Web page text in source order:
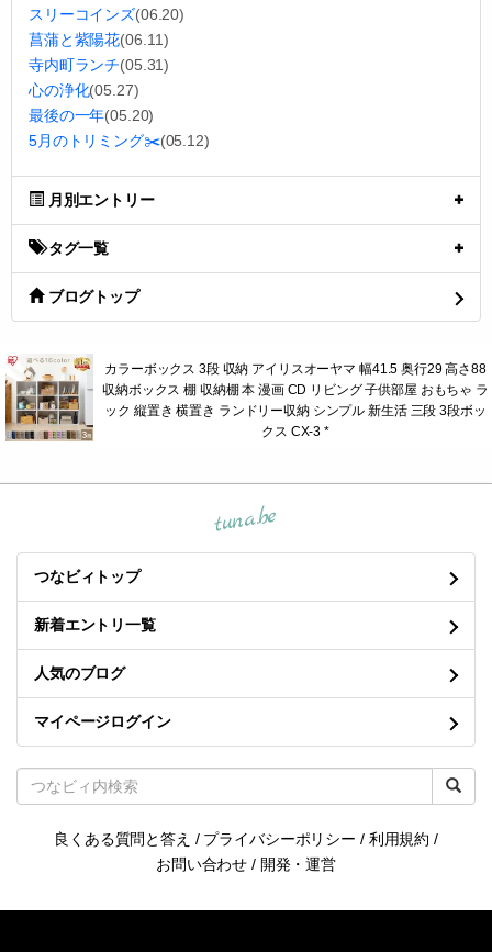
スリーコインズ(06.20)
菖蒲と紫陽花(06.11)
寺内町ランチ(05.31)
心の浄化(05.27)
最後の一年(05.20)
5月のトリミング✂️(05.12)
月別エントリー
タグ一覧
ブログトップ
カラーボックス 3段 収納 アイリスオーヤマ 幅41.5 奥行29 高さ88
収納ボックス 棚 収納棚 本 漫画 CD リビング 子供部屋 おもちゃ ラ
ック 縦置き 横置き ランドリー収納 シンプル 新生活 三段 3段ボッ
クス CX-3 *
tuna.be
つなビィトップ
新着エントリ一覧
人気のブログ
マイページログイン
良くある質問と答え / プライバシーポリシー / 利用規約 /
お問い合わせ / 開発・運営